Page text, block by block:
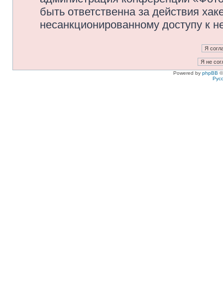
быть ответственна за действия
несанкционированному доступу к
Powered by phpBB